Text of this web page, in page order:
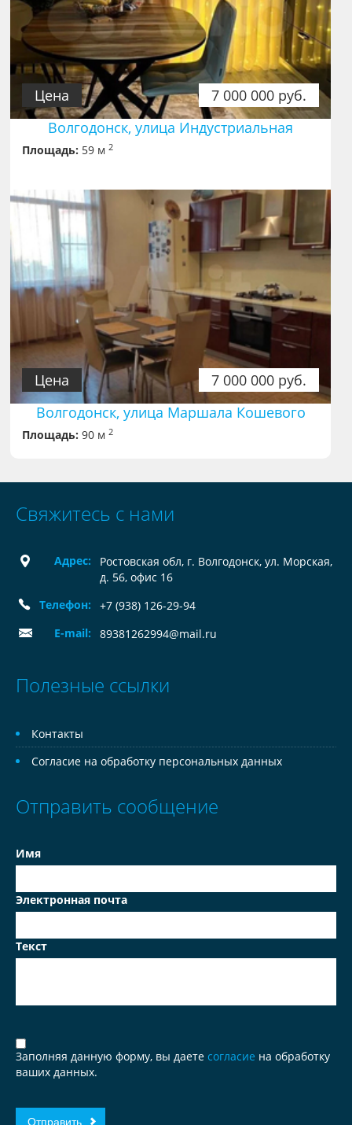
7 000 000 руб.
Цена
Волгодонск, улица Индустриальная
Площадь: 59 м2
7 000 000 руб.
Цена
Волгодонск, улица Маршала Кошевого
Площадь: 90 м2
Свяжитесь с нами
Адрес:
Ростовская обл, г. Волгодонск, ул. Морская,
д. 56, офис 16
Телефон:
+7 (938) 126-29-94
E-mail:
89381262994@mail.ru
Полезные ссылки
Контакты
Согласие на обработку персональных данных
Отправить сообщение
Имя
Электронная почта
Текст
Заполняя данную форму, вы даете согласие на обработку
ваших данных.